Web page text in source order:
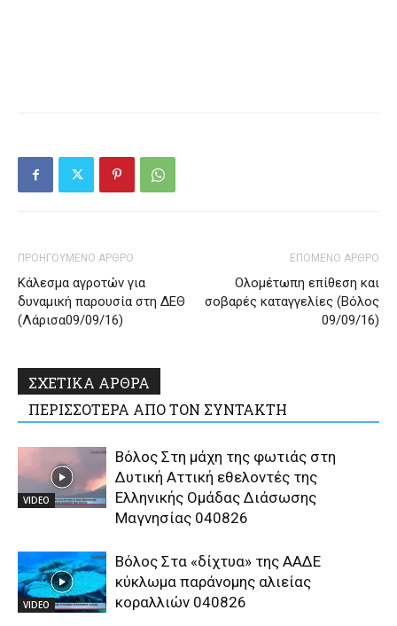
ΠΡΟΗΓΟΥΜΕΝΟ ΑΡΘΡΟ
Κάλεσμα αγροτών για
δυναμική παρουσία στη ΔΕΘ
(Λάρισα09/09/16)
ΕΠΟΜΕΝΟ ΑΡΘΡΟ
Ολομέτωπη επίθεση και
σοβαρές καταγγελίες (Βόλος
09/09/16)
ΣΧΕΤΙΚΑ ΑΡΘΡΑ
ΠΕΡΙΣΣΟΤΕΡΑ ΑΠΟ ΤΟΝ ΣΥΝΤΑΚΤΗ
VIDEO
Βόλος Στη μάχη της φωτιάς στη
Δυτική Αττική εθελοντές της
Ελληνικής Ομάδας Διάσωσης
Μαγνησίας 040826
VIDEO
Βόλος Στα «δίχτυα» της ΑΑΔΕ
κύκλωμα παράνομης αλιείας
κοραλλιών 040826